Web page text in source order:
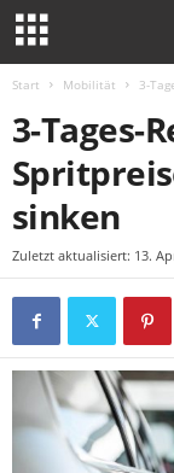
e
Start Mobilität 3-
3-Tages-
sinken
Zuletzt aktualisiert: 13.